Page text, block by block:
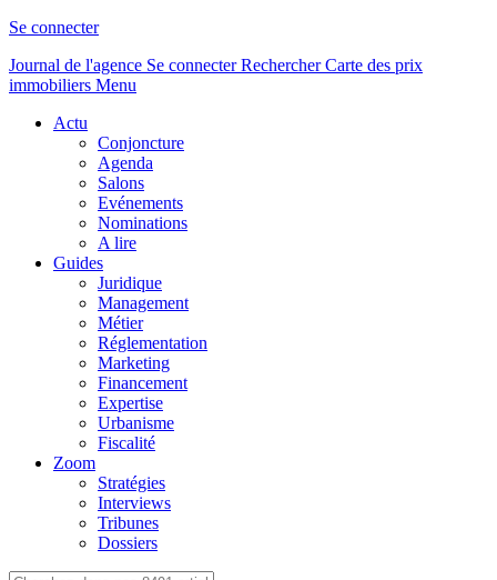
Se connecter
Journal de l'agence Se connecterRechercher Carte des prix
immobiliers Menu
Actu
Conjoncture
Agenda
Salons
Evénements
Nominations
A lire
Guides
Juridique
Management
Métier
Réglementation
Marketing
Financement
Expertise
Urbanisme
Fiscalité
Zoom
Stratégies
Interviews
Tribunes
Dossiers